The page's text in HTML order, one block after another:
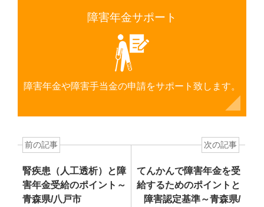
障害年金サポート
障害年金や障害手当金の申請をサポート致します。
前の記事
腎疾患（人工透析）と障
害年金受給のポイント～
青森県/八戸市
次の記事
てんかんで障害年金を受
給するためのポイントと
障害認定基準～青森県/